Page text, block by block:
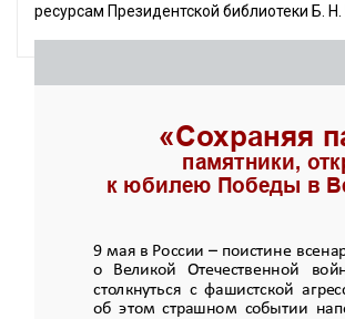
ресурсам Президентской библиотеки Б.